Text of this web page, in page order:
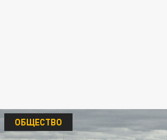
ОБЩЕСТВО